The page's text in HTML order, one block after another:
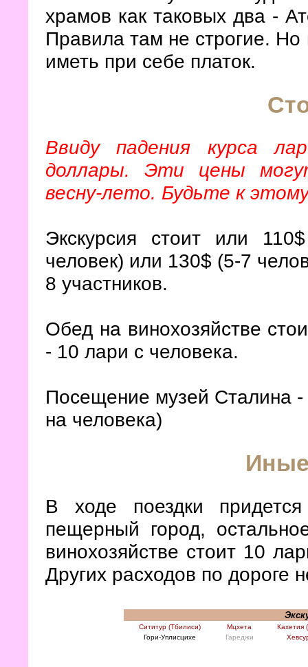
храмов как таковых два -
Правила там не строгие.
иметь при себе платок.
Ввиду падения курса
доллары. Эти цены
весну-лето. Будьте к
Экскурсия стоит или
человек) или 130$ (5-7
8 участников.
Обед на винохозяйстве
- 10 лари с человека.
Посещение музей Сталина
на человека)
В ходе поездки
пещерный город,
винохозяйстве стоит 10
Других расходов по дороге
Сититур (Тбилиси) Мцхета
Кахетия
Гори-Уплисцихе
Гареджи